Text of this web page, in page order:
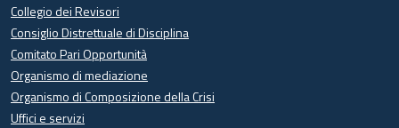
Collegio dei Revisori
Consiglio Distrettuale di Disciplina
Comitato Pari Opportunità
Organismo di mediazione
Organismo di Composizione della Crisi
Uffici e servizi